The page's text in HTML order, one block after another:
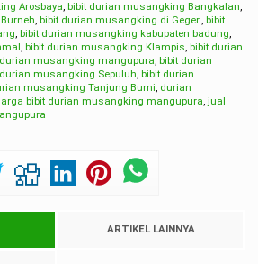
Arosbaya, bibit durian musangking Bangkalan,
, bibit durian musangking di Geger., bibit
, bibit durian musangking kabupaten badung,
, bibit durian musangking Klampis, bibit durian
durian musangking mangupura, bibit durian
durian musangking Sepuluh, bibit durian
musangking Tanjung Bumi, durian
bibit durian musangking mangupura, jual
ARTIKEL LAINNYA